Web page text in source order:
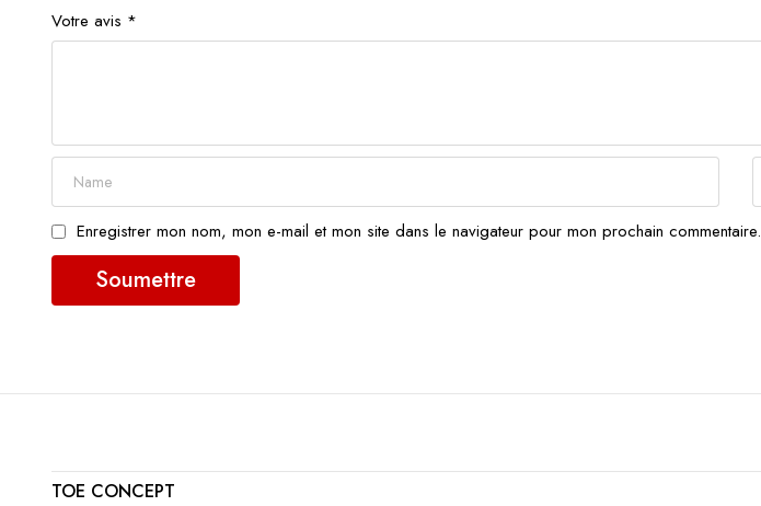
Votre avis *
Enregistrer mon nom, mon e-mail et mon site dans le navigateur pour mon prochain commentaire.
TOE CONCEPT